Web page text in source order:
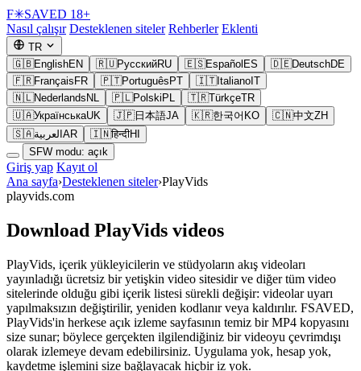
F✳SAVED 18+
Nasıl çalışır Desteklenen siteler Rehberler Eklenti
TR
🇬🇧EnglishEN 🇷🇺РусскийRU 🇪🇸Español ES 🇩🇪DeutschDE
🇫🇷Français FR 🇵🇹Português PT 🇮🇹Italiano IT
🇳🇱Nederlands NL 🇵🇱Polski PL 🇹🇷TürkçeTR
🇺🇦УкраїнськаUK 🇯🇵日本語JA 🇰🇷한국어 KO 🇨🇳中文ZH
🇸🇦العربية AR 🇮🇳हिन्दीHI
SFW modu: açık
Giriş yap Kayıt ol
Ana sayfa›Desteklenen siteler›PlayVids
playvids.com
Download PlayVids videos
PlayVids, içerik yükleyicilerin ve stüdyoların akış videoları
yayınladığı ücretsiz bir yetişkin video sitesidir ve diğer tüm video
sitelerinde olduğu gibi içerik listesi sürekli değişir: videolar uyarı
yapılmaksızın değiştirilir, yeniden kodlanır veya kaldırılır. FSAVED,
PlayVids'in herkese açık izleme sayfasının temiz bir MP4 kopyasını
size sunar; böylece gerçekten ilgilendiğiniz bir videoyu çevrimdışı
olarak izlemeye devam edebilirsiniz. Uygulama yok, hesap yok,
kaydetme işlemini size bağlayacak hiçbir iz yok.